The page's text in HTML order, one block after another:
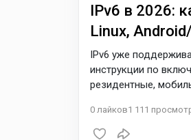
IPv6 в 2026:
Linux,
IPv6 уже
инструкции по
резидентные,
Свойства нужного
тумблер IPv6 и при
0 лайков1 111